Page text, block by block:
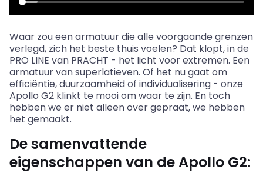
Waar zou een armatuur die alle voorgaande grenzen
verlegd, zich het beste thuis voelen? Dat klopt, in de
PRO LINE van PRACHT - het licht voor extremen. Een
armatuur van superlatieven. Of het nu gaat om
efficiëntie, duurzaamheid of individualisering - onze
Apollo G2 klinkt te mooi om waar te zijn. En toch
hebben we er niet alleen over gepraat, we hebben
het gemaakt.
De samenvattende
eigenschappen van de Apollo G2: